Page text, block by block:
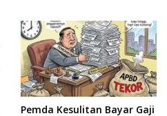
Pemda Kesulitan Bayar Gaji